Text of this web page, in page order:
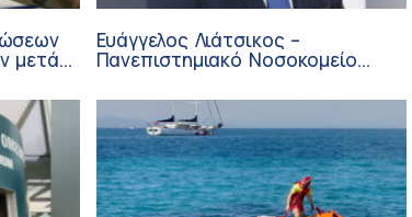
μετά
Ευάγγελος Λιάτσικος –
Πανεπιστημιακό Νοσοκομείο